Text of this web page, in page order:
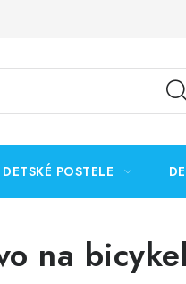
DETSKÉ POSTELE
na bicykel